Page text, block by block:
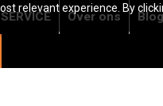
relevant experience. By
Over ons Blog